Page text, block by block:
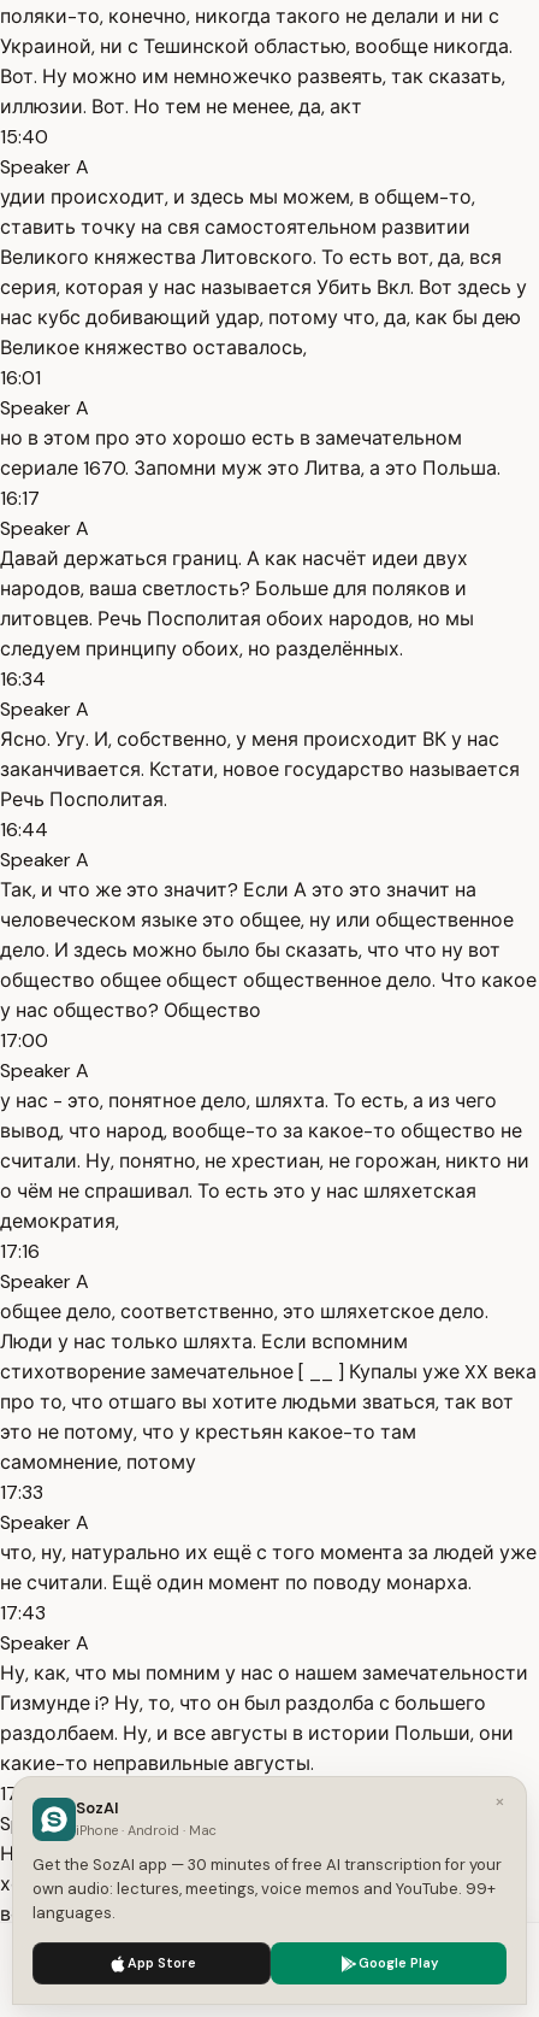
поляки-то, конечно, никогда такого не делали и ни с
Украиной, ни с Тешинской областью, вообще никогда.
Вот. Ну можно им немножечко развеять, так сказать,
иллюзии. Вот. Но тем не менее, да, акт
15:40
Speaker A
удии происходит, и здесь мы можем, в общем-то,
ставить точку на свя самостоятельном развитии
Великого княжества Литовского. То есть вот, да, вся
серия, которая у нас называется Убить Вкл. Вот здесь у
нас кубс добивающий удар, потому что, да, как бы дею
Великое княжество оставалось,
16:01
Speaker A
но в этом про это хорошо есть в замечательном
сериале 1670. Запомни муж это Литва, а это Польша.
16:17
Speaker A
Давай держаться границ. А как насчёт идеи двух
народов, ваша светлость? Больше для поляков и
литовцев. Речь Посполитая обоих народов, но мы
следуем принципу обоих, но разделённых.
16:34
Speaker A
Ясно. Угу. И, собственно, у меня происходит ВК у нас
заканчивается. Кстати, новое государство называется
Речь Посполитая.
16:44
Speaker A
Так, и что же это значит? Если А это это значит на
человеческом языке это общее, ну или общественное
дело. И здесь можно было бы сказать, что что ну вот
общество общее общест общественное дело. Что какое
у нас общество? Общество
17:00
Speaker A
у нас - это, понятное дело, шляхта. То есть, а из чего
вывод, что народ, вообще-то за какое-то общество не
считали. Ну, понятно, не хрестиан, не горожан, никто ни
о чём не спрашивал. То есть это у нас шляхетская
демократия,
17:16
Speaker A
общее дело, соответственно, это шляхетское дело.
Люди у нас только шляхта. Если вспомним
стихотворение замечательное [ __ ] Купалы уже XX века
про то, что отшаго вы хотите людьми зваться, так вот
это не потому, что у крестьян какое-то там
самомнение, потому
17:33
Speaker A
что, ну, натурально их ещё с того момента за людей уже
не считали. Ещё один момент по поводу монарха.
17:43
Speaker A
Ну, как, что мы помним у нас о нашем замечательности
Гизмунде i? Ну, то, что он был раздолба с большего
раздолбаем. Ну, и все августы в истории Польши, они
какие-то неправильные августы.
17:56
Speaker A
Но и здесь опять же есть мнение о том, что Сигезмунд
хотел актом унии провести централизацию, но, судя по
всей его политике, ему было настолько фиолетово на
это дело, что он просто, ну, попросили его уважаемые
люди это сделать. Он это сделал.
18:13
We use cookies to enhance your experience.
×
SozAI
iPhone · Android · Mac
Get the SozAI app — 30 minutes of free AI transcription for your
own audio: lectures, meetings, voice memos and YouTube. 99+
languages.
App Store Google Play